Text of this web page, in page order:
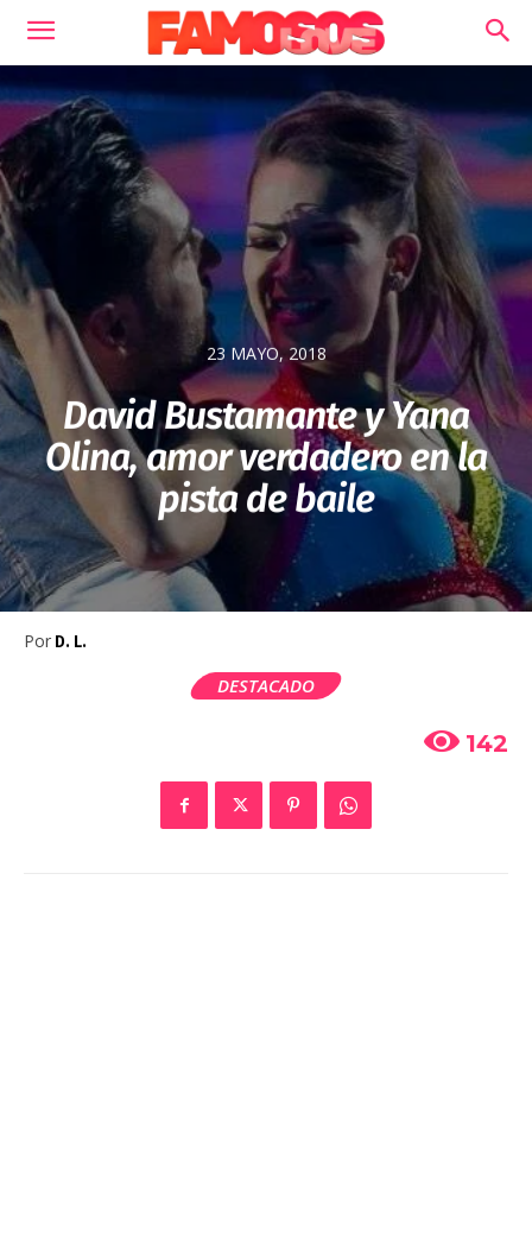
23 MAYO, 2018
David Bustamante y Yana
Olina, amor verdadero en la
pista de baile
Por D. L.
DESTACADO
142